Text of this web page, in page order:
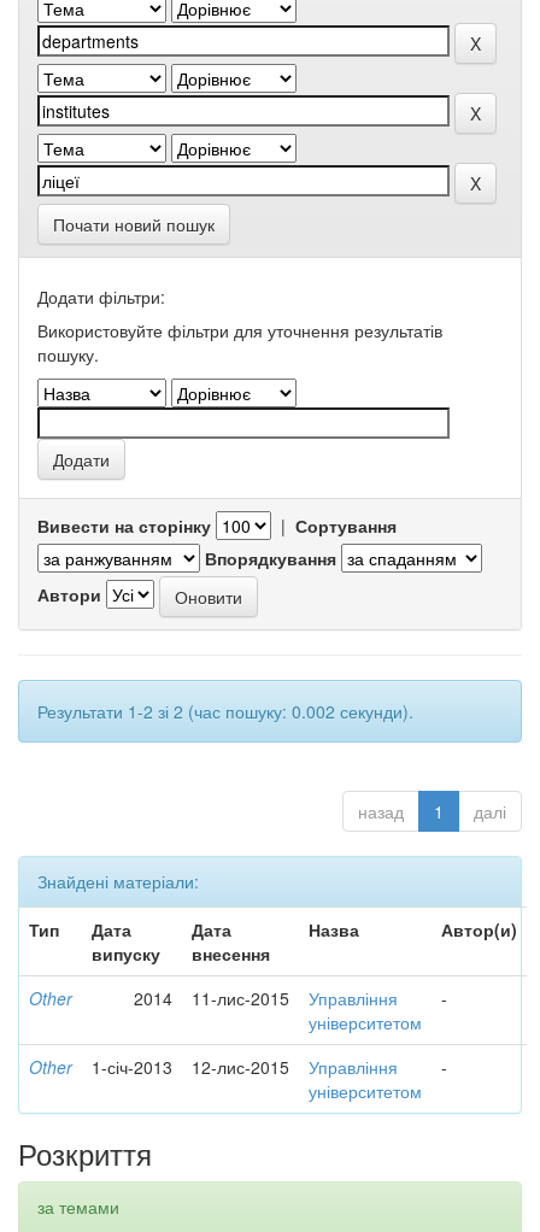
Почати новий пошук
Додати фільтри:
Використовуйте фільтри для уточнення результатів
пошуку.
Вивести на сторінку | Сортування
Впорядкування
Автори
Результати 1-2 зі 2 (час пошуку: 0.002 секунди).
назад 1 далі
Знайдені матеріали:
Тип
Дата
випуску
Дата
внесення
Назва Автор(и)
Other 2014 11-лис-2015
Управління
університетом
-
Other 1-січ-2013 12-лис-2015
Управління
університетом
-
Розкриття
за темами